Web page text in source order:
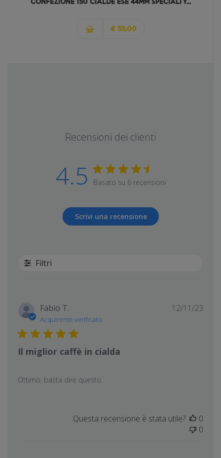
€ 55,00
Recensioni dei clienti
4.5 Basato su 6 recensioni
Scrivi una recensione
Filtri
Fabio T.
Acquirente verificato
Il miglior caffè in cialda
Ottimo, basta dire questo.
12/11/23
Questa recensione è stata utile?
0
0